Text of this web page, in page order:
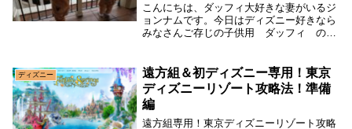
こんにちは、ダッフィ大好きな妻がいるジ
ョンナムです。今日はディズニー好きなら
みなさんご存じの子供用 ダッフィ の着
一子を妊娠中にディズニーシーに行った時
の事になります...
ディズニー
遠方組＆初ディズニー専用！東京
ディズニーリゾート攻略法！準備
編
遠方組専用！東京ディズニーリゾート攻略